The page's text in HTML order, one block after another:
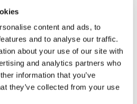
content and ads, to
and to analyse our traffic.
about your use of our site with
and analytics partners who
information that you’ve
they’ve collected from your use
Крейцберг
ведущая арт студии
и педагог, энергия и креатив
лет вдохновляют детей в
и на внеклассных занятиях в